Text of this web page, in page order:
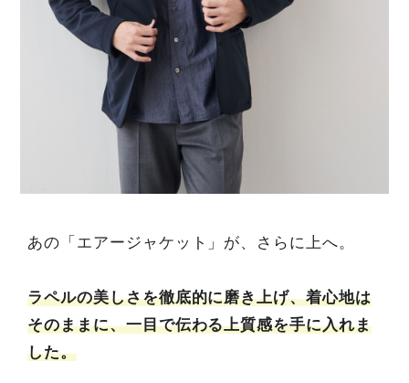
あの「エアージャケット」が、さらに上へ。
ラペルの美しさを徹底的に磨き上げ、着心地は
そのままに、一目で伝わる上質感を手に入れま
した。